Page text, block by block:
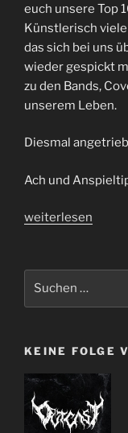
euch unsere Top
Künstlerisch viele
das sich bei uns
wieder gespickt
zu den Bands,
unserem Leben.
Diesmal
Ach und
„Folge
Von
Schädeln
–
Metal
Album
Cover
Best-
weiterlesen
KEINE FOLGE